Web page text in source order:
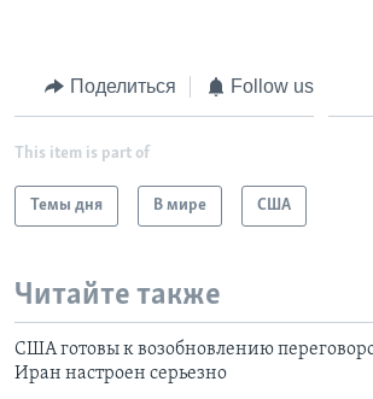
Языки
Поделиться Follow us
This item is part of
Темы дня В мире США
Читайте также
США готовы к возобновлению
Иран настроен серьезно